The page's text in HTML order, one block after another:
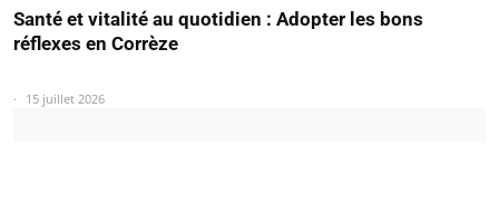
Santé et vitalité au quotidien : Adopter les bons
réflexes en Corrèze
15 juillet 2026